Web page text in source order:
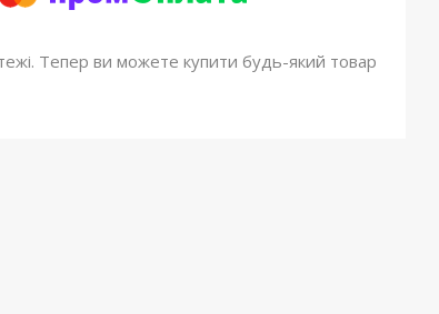
Тепер ви можете купити будь-який товар